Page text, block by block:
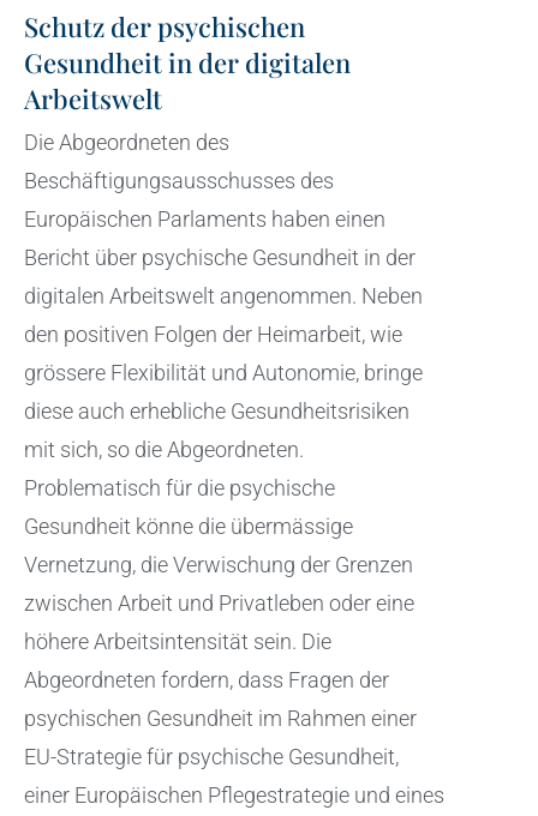
Schutz der psychischen
Gesundheit in der digitalen
Arbeitswelt
Die Abgeordneten des
Beschäftigungsausschusses des
Europäischen Parlaments haben einen
Bericht über psychische Gesundheit in der
digitalen Arbeitswelt angenommen. Neben
den positiven Folgen der Heimarbeit, wie
grössere Flexibilität und Autonomie, bringe
diese auch erhebliche Gesundheitsrisiken
mit sich, so die Abgeordneten.
Problematisch für die psychische
Gesundheit könne die übermässige
Vernetzung, die Verwischung der Grenzen
zwischen Arbeit und Privatleben oder eine
höhere Arbeitsintensität sein. Die
Abgeordneten fordern, dass Fragen der
psychischen Gesundheit im Rahmen einer
EU-Strategie für psychische Gesundheit,
einer Europäischen Pflegestrategie und eines